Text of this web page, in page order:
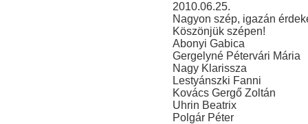
2010.06.25.
Nagyon szép, igazán
Köszönjük szépen!
Abonyi Gabica
Gergelyné Pétervári Mária
Nagy Klarissza
Lestyánszki Fanni
Kovács Gergő Zoltán
Uhrin Beatrix
Polgár Péter